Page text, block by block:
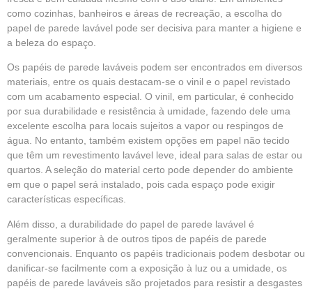
como cozinhas, banheiros e áreas de recreação, a escolha do
papel de parede lavável pode ser decisiva para manter a higiene e
a beleza do espaço.
Os papéis de parede laváveis podem ser encontrados em diversos
materiais, entre os quais destacam-se o vinil e o papel revistado
com um acabamento especial. O vinil, em particular, é conhecido
por sua durabilidade e resistência à umidade, fazendo dele uma
excelente escolha para locais sujeitos a vapor ou respingos de
água. No entanto, também existem opções em papel não tecido
que têm um revestimento lavável leve, ideal para salas de estar ou
quartos. A seleção do material certo pode depender do ambiente
em que o papel será instalado, pois cada espaço pode exigir
características específicas.
Além disso, a durabilidade do papel de parede lavável é
geralmente superior à de outros tipos de papéis de parede
convencionais. Enquanto os papéis tradicionais podem desbotar ou
danificar-se facilmente com a exposição à luz ou a umidade, os
papéis de parede laváveis são projetados para resistir a desgastes